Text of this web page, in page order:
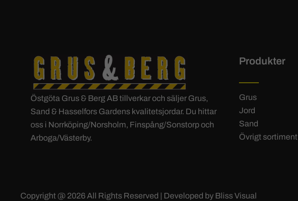
Östgöta Grus & Berg AB tillverkar och säljer Grus,
Sand & Hasselfors Gardens kvalitetsjordar. Du hittar
oss i Norrköping/Norsholm, Finspång/Sonstorp och
Arboga/Västerby.
Produkter
Grus
Jord
Sand
Övrigt sortiment
Copyright @ 2026 All Rights Reserved | Developed by Bliss Visual